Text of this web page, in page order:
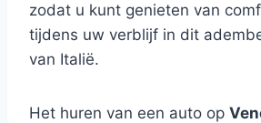
zodat u kunt genieten van
tijdens uw verblijf in dit
van Italië.
Het huren van een auto op